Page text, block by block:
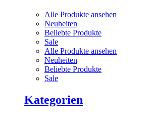
Alle Produkte ansehen
Neuheiten
Beliebte Produkte
Sale
Alle Produkte ansehen
Neuheiten
Beliebte Produkte
Sale
Kategorien